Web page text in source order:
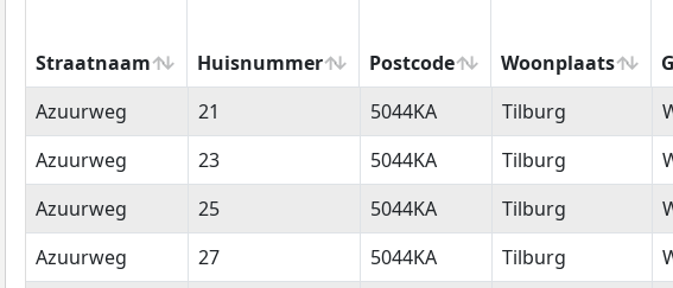
Straatnaam Huisnummer Postcode Woonplaats
Straatnaam
Huisnummer Postcode Woonplaats
Azuurweg 21 5044KA Tilburg
Azuurweg
23 5044KA Tilburg
Azuurweg
25 5044KA Tilburg
Azuurweg
27 5044KA Tilburg